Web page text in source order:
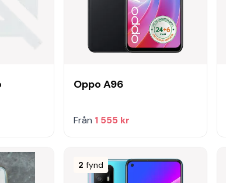
Oppo A96
Från 1 555 kr
2 fynd